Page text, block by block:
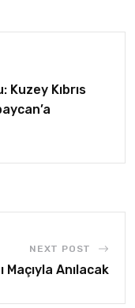
Kuzey Kıbrıs
NEXT POST
Maçıyla Anılacak